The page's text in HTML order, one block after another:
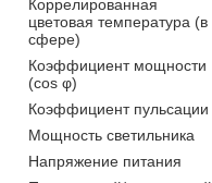
Коррелированная
цветовая температура (в
сфере)
Коэффициент мощности
(cos φ)
Коэффициент пульсации
Мощность светильника
Напряжение питания